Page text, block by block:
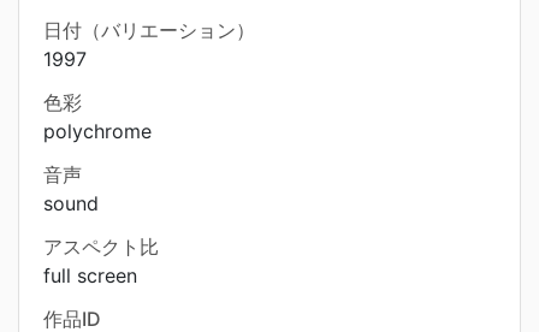
日付（バリエーション）
1997
色彩
polychrome
音声
sound
アスペクト比
full screen
作品ID